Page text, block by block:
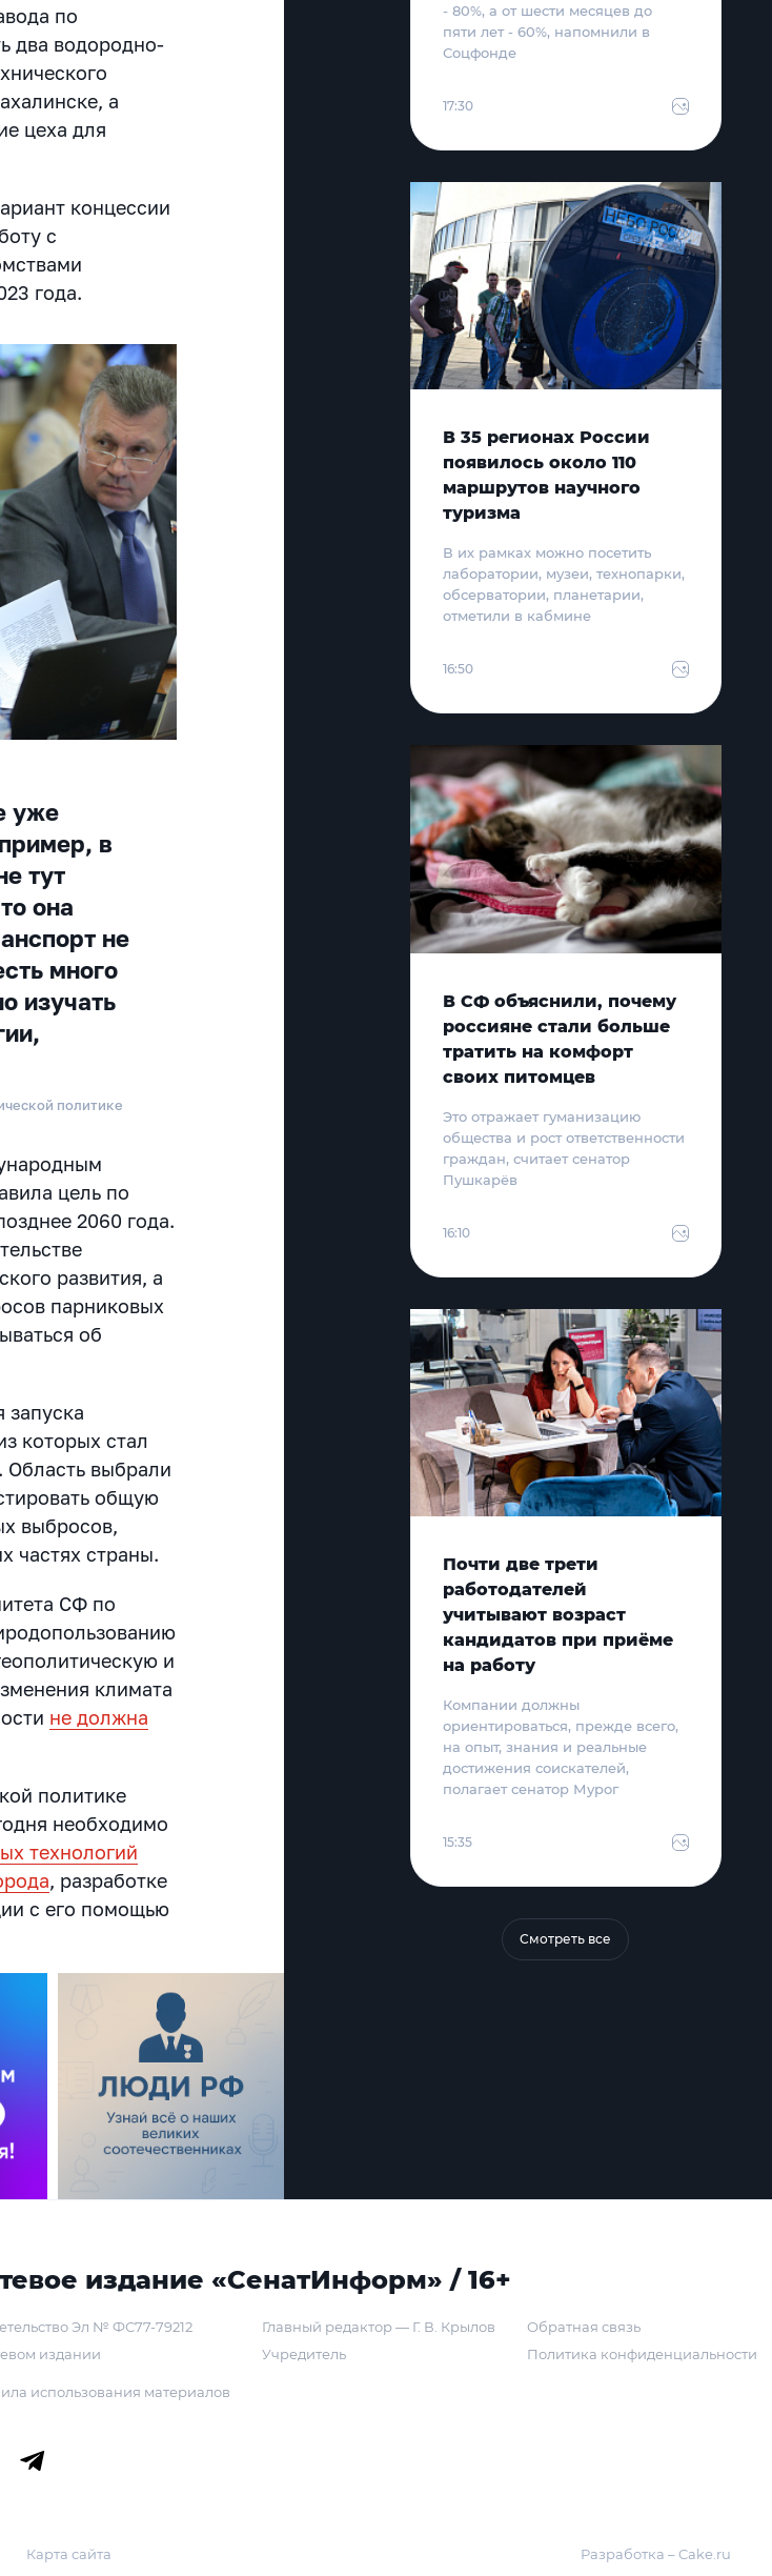
по
два водородно-
а
цеха для
концессии
с
года.
уже
в
тут
она
не
много
изучать
политике
цель по
2060 года.
развития, а
парниковых
об
запуска
которых стал
Область выбрали
общую
выбросов,
частях страны.
СФ по
и
климата
не должна
политике
необходимо
технологий
, разработке
с его помощью
- 80%, а от шести месяцев до
пяти лет - 60%, напомнили в
Соцфонде
17:30
В 35 регионах России
появилось около 110
маршрутов научного
туризма
В их рамках можно посетить
лаборатории, музеи, технопарки,
обсерватории, планетарии,
отметили в кабмине
16:50
В СФ объяснили, почему
россияне стали больше
тратить на комфорт
своих питомцев
Это отражает гуманизацию
общества и рост ответственности
граждан, считает сенатор
Пушкарёв
16:10
Почти две трети
работодателей
учитывают возраст
кандидатов при приёме
на работу
Компании должны
ориентироваться, прежде всего,
на опыт, знания и реальные
достижения соискателей,
полагает сенатор Мурог
15:35
Смотреть все
издание «СенатИнформ» / 16+
Эл № ФС77-79212
издании
Главный редактор — Г. В. Крылов
Учредитель
Обратная связь
Политика конфиденциальности
использования материалов
Карта сайта Разработка – Cake.ru